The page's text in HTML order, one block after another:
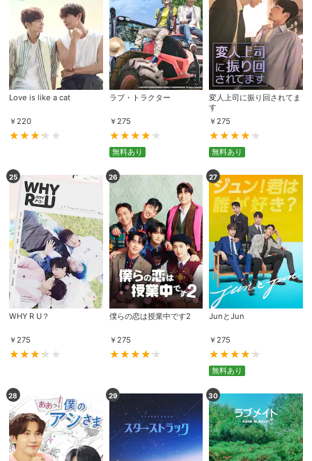
ログアウト
Love is like a cat
￥220
ラブ・トラクター
￥275
無料あり
変人上司に振り回されてま
す
￥275
無料あり
25
WHY R U？
￥275
26
僕らの恋は授業中です2
￥275
27
JunとJun
￥275
無料あり
28 29 30